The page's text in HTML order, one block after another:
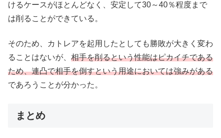
けるケースがほとんどなく、安定して30～40％程度まで
は削ることができている。
そのため、カトレアを起用したとしても勝敗が大きく変わ
ることはないが、 相手を削るという性能はピカイチである
ため、連凸で相手を倒すという用途においては強みがある
であろうことが分かった。
まとめ